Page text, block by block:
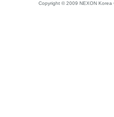
Copyright © 2009 NEXON Korea